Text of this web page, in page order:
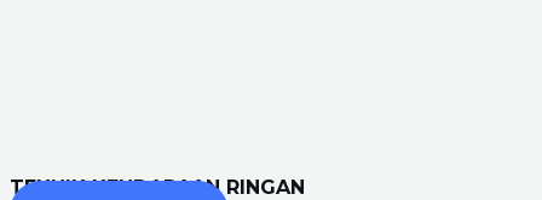
TEKNIK KENDARAAN RINGAN